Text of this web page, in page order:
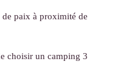
paix à proximité de
choisir un camping 3